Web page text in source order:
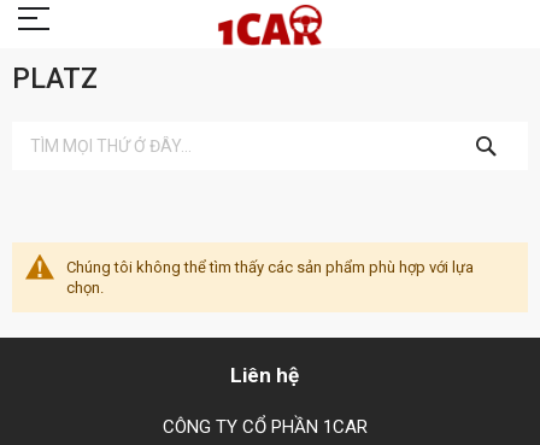
PLATZ
KIẾM
Chúng tôi không thể tìm thấy các sản phẩm phù hợp với lựa
chọn.
Liên hệ
CÔNG TY CỔ PHẦN 1CAR